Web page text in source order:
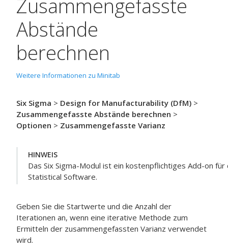
Zusammengefasste
Abstände
berechnen
Weitere Informationen zu Minitab
Six Sigma > Design for Manufacturability (DfM) >
Zusammengefasste Abstände berechnen >
Optionen > Zusammengefasste Varianz
HINWEIS
Das Six Sigma-Modul ist ein kostenpflichtiges Add-on
Statistical Software.
Geben Sie die Startwerte und die Anzahl der
Iterationen an, wenn eine iterative Methode zum
Ermitteln der zusammengefassten Varianz verwendet
wird.